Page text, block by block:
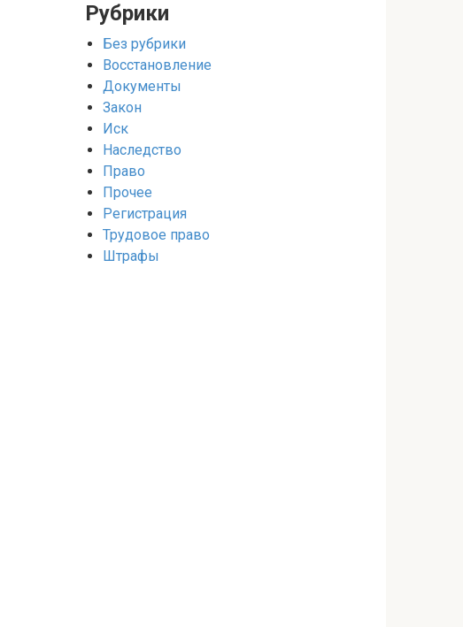
Рубрики
Без рубрики
Восстановление
Документы
Закон
Иск
Наследство
Право
Прочее
Регистрация
Трудовое право
Штрафы